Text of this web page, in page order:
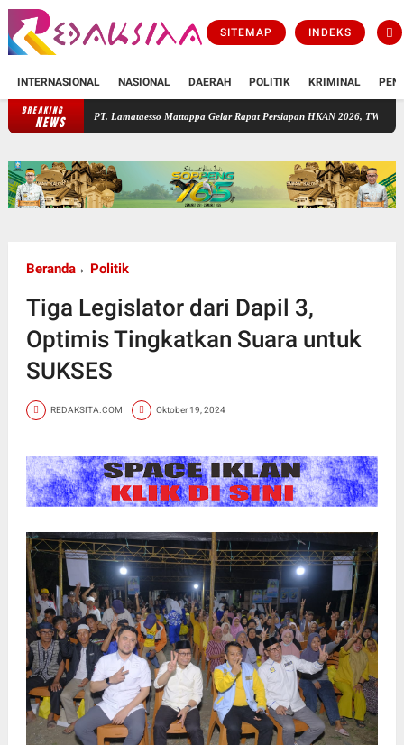
SITEMAP INDEKS
INTERNASIONAL NASIONAL DAERAH POLITIK KRIMINAL
BREAKING
NEWS
PT. Lamataesso Mattappa Gelar Rapat Persiapan HKAN 2026, TWA Lejja Jadi Tuan
Beranda Politik
Tiga Legislator dari Dapil 3,
Optimis Tingkatkan Suara untuk
SUKSES
REDAKSITA.COM Oktober 19, 2024